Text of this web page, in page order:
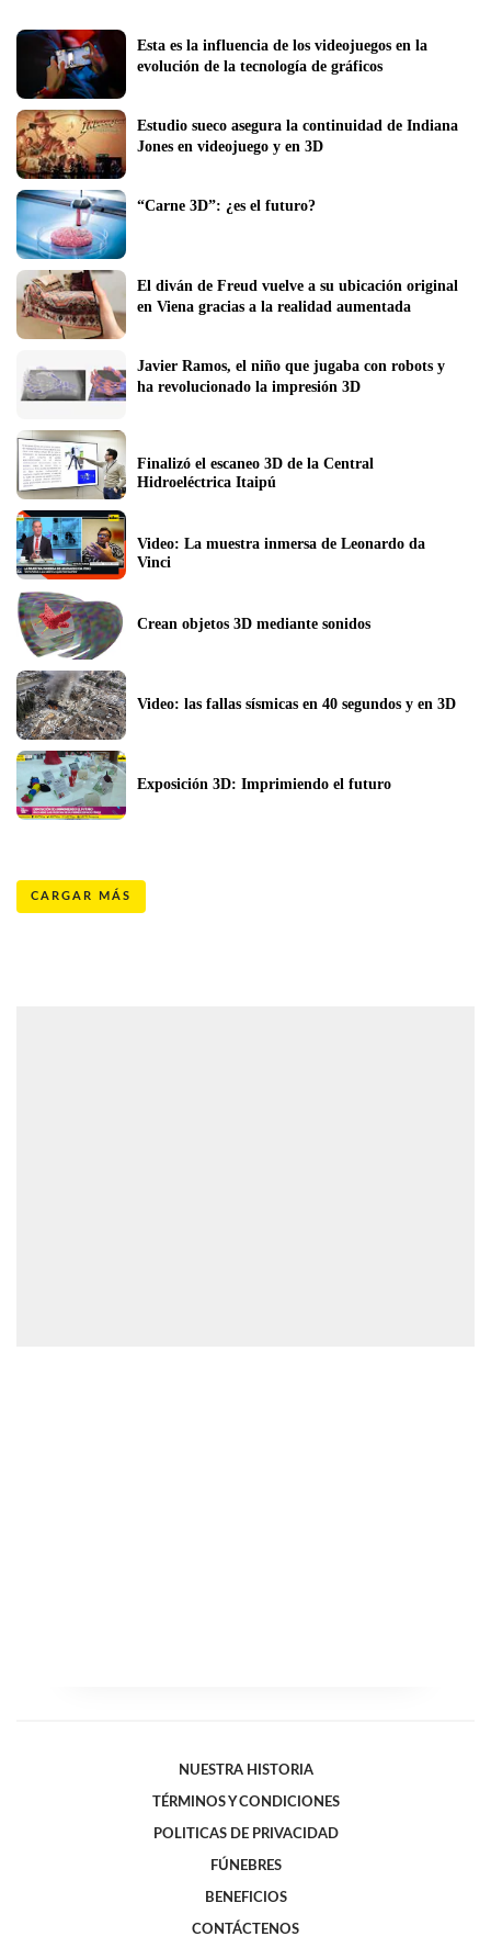
Esta es la influencia de los videojuegos en la
Estudio sueco asegura la continuidad de Indiana
“Carne 3D”: ¿es el futuro?
El diván de Freud vuelve a su ubicación original
en Viena gracias a la realidad aumentada
Javier Ramos, el niño que jugaba con robots y
ha revolucionado la impresión 3D
Finalizó el escaneo 3D de la Central
Hidroeléctrica Itaipú
Video: La muestra inmersa de Leonardo da
Crean objetos 3D mediante sonidos
Video: las fallas sísmicas en 40 segundos y en 3D
Exposición 3D: Imprimiendo el futuro
CARGAR MÁS
NUESTRA HISTORIA
TÉRMINOS Y CONDICIONES
POLITICAS DE PRIVACIDAD
FÚNEBRES
BENEFICIOS
CONTÁCTENOS